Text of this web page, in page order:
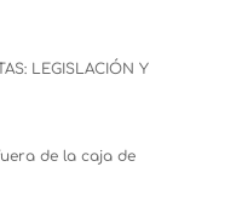
LEGISLACIÓN Y
de la caja de